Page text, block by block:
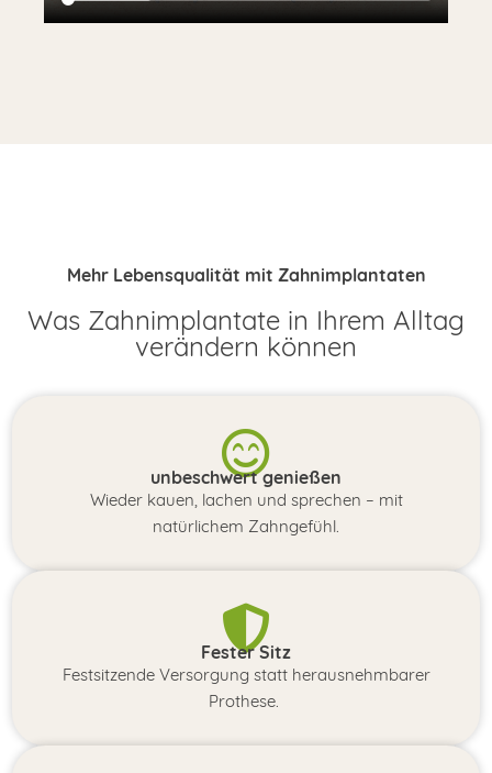
Mehr Lebensqualität mit Zahnimplantaten
Was Zahnimplantate in Ihrem Alltag
verändern können
unbeschwert genießen
Wieder kauen, lachen und sprechen – mit
natürlichem Zahngefühl.
Fester Sitz
Festsitzende Versorgung statt herausnehmbarer
Prothese.